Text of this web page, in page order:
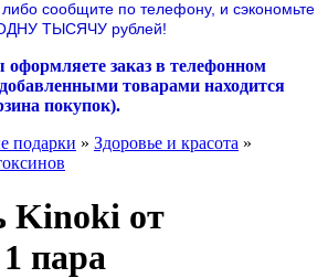
сообщите по телефону, и сэкономьте
ТЫСЯЧУ рублей!
заказ в телефонном
добавленными товарами находится
покупок).
подарки » Здоровье и красота »
Kinoki от
пара